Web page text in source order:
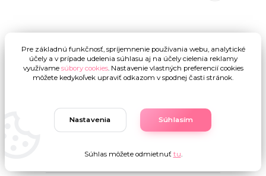
Pre základnú funkčnosť, spríjemnenie používania webu, analytické
účely a v prípade udelenia súhlasu aj na účely cielenia reklamy
využívame súbory cookies. Nastavenie vlastných preferencií cookies
môžete kedykoľvek upraviť odkazom v spodnej časti stránok.
Nastavenia Súhlasím
Súhlas môžete odmietnuť tu.